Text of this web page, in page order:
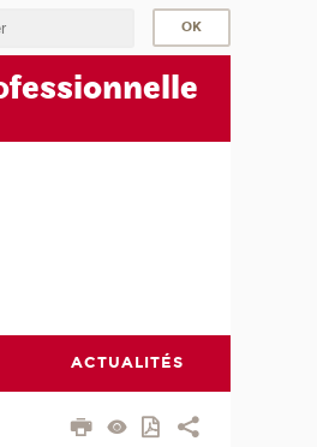
fessionnelle
ACTUALITÉS